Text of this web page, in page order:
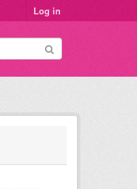
Log in